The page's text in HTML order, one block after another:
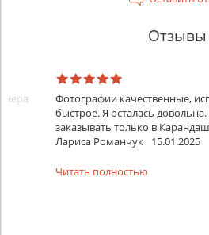
Отзывы
Фотографии качественные,
быстрое. Я осталась довольна.
заказывать только в
Лариса Романчук
15.01.2025
Читать полностью